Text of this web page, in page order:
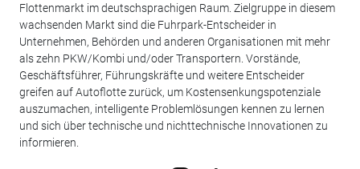
Flottenmarkt im deutschsprachigen Raum. Zielgruppe in diesem
wachsenden Markt sind die Fuhrpark-Entscheider in
Unternehmen, Behörden und anderen Organisationen mit mehr
als zehn PKW/Kombi und/oder Transportern. Vorstände,
Geschäftsführer, Führungskräfte und weitere Entscheider
greifen auf Autoflotte zurück, um Kostensenkungspotenziale
auszumachen, intelligente Problemlösungen kennen zu lernen
und sich über technische und nichttechnische Innovationen zu
informieren.